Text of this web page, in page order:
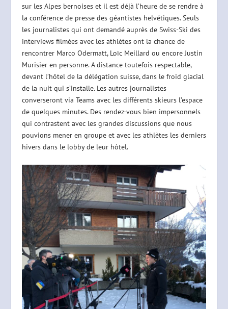
sur les Alpes bernoises et il est déjà l’heure de se rendre à
la conférence de presse des géantistes helvétiques. Seuls
les journalistes qui ont demandé auprès de Swiss-Ski des
interviews filmées avec les athlètes ont la chance de
rencontrer Marco Odermatt, Loïc Meillard ou encore Justin
Murisier en personne. A distance toutefois respectable,
devant l’hôtel de la délégation suisse, dans le froid glacial
de la nuit qui s’installe. Les autres journalistes
converseront via Teams avec les différents skieurs l’espace
de quelques minutes. Des rendez-vous bien impersonnels
qui contrastent avec les grandes discussions que nous
pouvions mener en groupe et avec les athlètes les derniers
hivers dans le lobby de leur hôtel.